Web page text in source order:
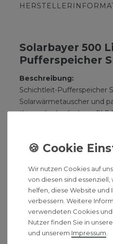
Solarbayer 500
Pufferspeicher
Beschreibung:
Schichtleit-Pufferspeicher
Solarwärmetauscher und
thermohydraulischem SLS
Verfügbarkeit der Wärme.
ermöglicht durch seine
Materialeigenschaften
besteht aus einem
Schnellverschlusssystem
Technische Daten:
Wir nutzen Cookies auf
von diesen sind
helfen, diese Website und
verbessern. Weitere
verwendeten Cookies und
Nutzer finden Sie in
und unserem Impressum